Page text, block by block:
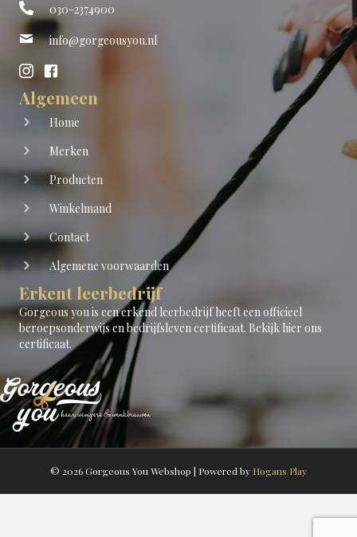
030-2374900
info@gorgeousyou.nl
Algemeen
Home
Merken
Producten
Winkelmand
Contact
Algemene voorwaarden
Erkent leerbedrijf
Gorgeous you is een erkend leerbedrijf heeft een officieel
beroepsonderwijs en bedrijfsleven certificaat. Bekijk hier ons
certificaat.
© 2026 Gorgeous You Webshop | Powered by Hogans Play